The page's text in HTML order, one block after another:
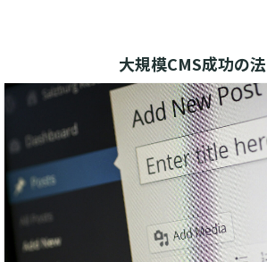
大規模CMS成功の